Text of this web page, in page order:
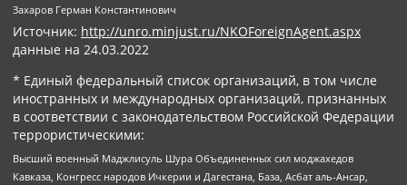
Захаров Герман Константинович
Источник: http://unro.minjust.ru/NKOForeignAgent.aspx
данные на 24.03.2022
* Единый федеральный список организаций, в том числе
иностранных и международных организаций, признанных
в соответствии с законодательством Российской Федерации
террористическими:
Высший военный Маджлисуль Шура Объединенных сил моджахедов
Кавказа, Конгресс народов Ичкерии и Дагестана, База, Асбат аль-Ансар,